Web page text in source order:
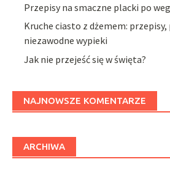
Przepisy na smaczne placki po
Kruche ciasto z dżemem:
niezawodne wypieki
Jak nie przejeść się w święta?
NAJNOWSZE KOMENTARZE
ARCHIWA